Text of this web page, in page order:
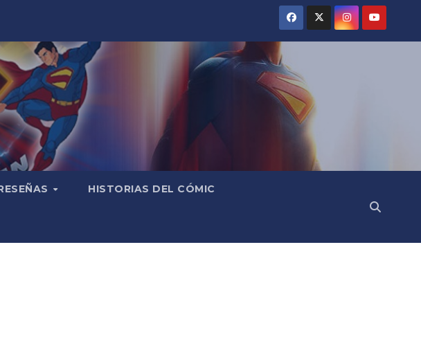
HISTORIAS DEL CÓMIC